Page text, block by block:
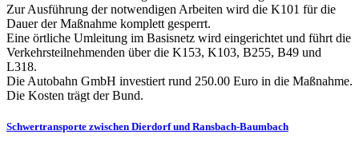
Zur Ausführung der notwendigen Arbeiten wird die K101 für die
Dauer der Maßnahme komplett gesperrt.
Eine örtliche Umleitung im Basisnetz wird eingerichtet und führt die
Verkehrsteilnehmenden über die K153, K103, B255, B49 und
L318.
Die Autobahn GmbH investiert rund 250.00 Euro in die Maßnahme.
Die Kosten trägt der Bund.
Schwertransporte zwischen Dierdorf und Ransbach-Baumbach